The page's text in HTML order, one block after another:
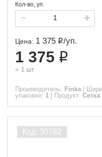
Кол-во, уп.
Цена: 1 375 /уп.
1 375
= 1 шт
Производитель: Finka
упаковке: 1 Продукт: Сетка